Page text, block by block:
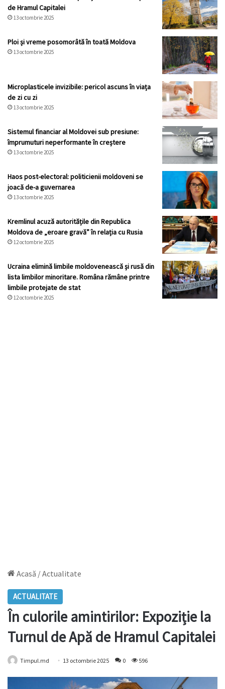
de Hramul Capitalei
13 octombrie 2025
Ploi și vreme posomorâtă în toată Moldova
13 octombrie 2025
Microplasticele invizibile: pericol ascuns în viața
de zi cu zi
13 octombrie 2025
Sistemul financiar al Moldovei sub presiune:
împrumuturi neperformante în creștere
13 octombrie 2025
Haos post-electoral: politicienii moldoveni se
joacă de-a guvernarea
13 octombrie 2025
Kremlinul acuză autoritățile din Republica
Moldova de „eroare gravă” în relația cu Rusia
12 octombrie 2025
Ucraina elimină limbile moldovenească și rusă din
lista limbilor minoritare. Româna rămâne printre
limbile protejate de stat
12 octombrie 2025